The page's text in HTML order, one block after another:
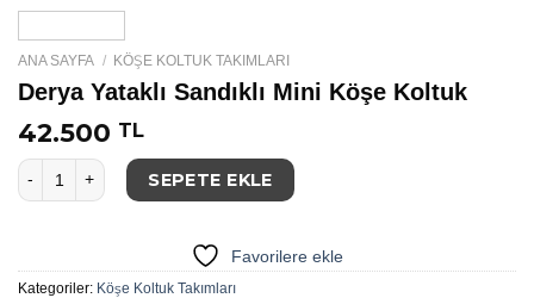
ANA SAYFA / KÖŞE KOLTUK TAKIMLARI
Derya Yataklı Sandıklı Mini Köşe Koltuk
42.500 TL
Derya Yataklı Sandıklı Mini Köşe Koltuk adet
SEPETE EKLE
Favorilere ekle
Kategoriler: Köşe Koltuk Takımları